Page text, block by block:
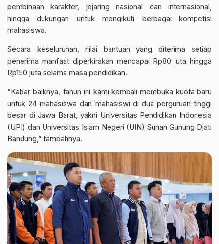
pembinaan karakter, jejaring nasional dan internasional,
hingga dukungan untuk mengikuti berbagai kompetisi
mahasiswa.
Secara keseluruhan, nilai bantuan yang diterima setiap
penerima manfaat diperkirakan mencapai Rp80 juta hingga
Rp150 juta selama masa pendidikan.
“Kabar baiknya, tahun ini kami kembali membuka kuota baru
untuk 24 mahasiswa dan mahasiswi di dua perguruan tinggi
besar di Jawa Barat, yakni Universitas Pendidikan Indonesia
(UPI) dan Universitas Islam Negeri (UIN) Sunan Gunung Djati
Bandung,” tambahnya.